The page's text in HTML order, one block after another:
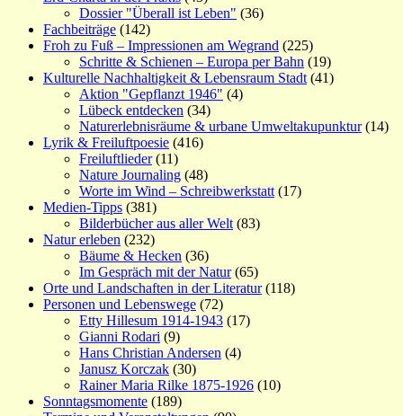
Dossier "Überall ist Leben" (36)
Fachbeiträge (142)
Froh zu Fuß – Impressionen am Wegrand (225)
Schritte & Schienen – Europa per Bahn (19)
Kulturelle Nachhaltigkeit & Lebensraum Stadt (41)
Aktion "Gepflanzt 1946" (4)
Lübeck entdecken (34)
Naturerlebnisräume & urbane Umweltakupunktur(14)
Lyrik & Freiluftpoesie (416)
Freiluftlieder(11)
Nature Journaling (48)
Worte im Wind – Schreibwerkstatt (17)
Medien-Tipps (381)
Bilderbücher aus aller Welt (83)
Natur erleben (232)
Bäume & Hecken (36)
Im Gespräch mit der Natur(65)
Orte und Landschaften in der Literatur(118)
Personen und Lebenswege (72)
Etty Hillesum 1914-1943 (17)
Gianni Rodari (9)
Hans Christian Andersen (4)
Janusz Korczak (30)
Rainer Maria Rilke 1875-1926 (10)
Sonntagsmomente (189)